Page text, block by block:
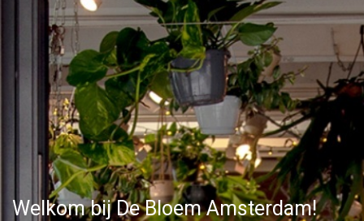
Welkom bij De Bloem Amsterdam!